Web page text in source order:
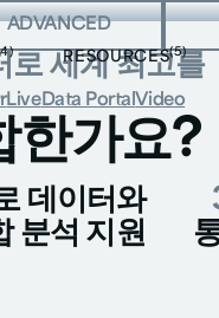
RESOURCES(5)
빅 버튼
ADVANCED
로 세계 최고를
LiveData Portal Video
한가요?
데이터와
분석 지원